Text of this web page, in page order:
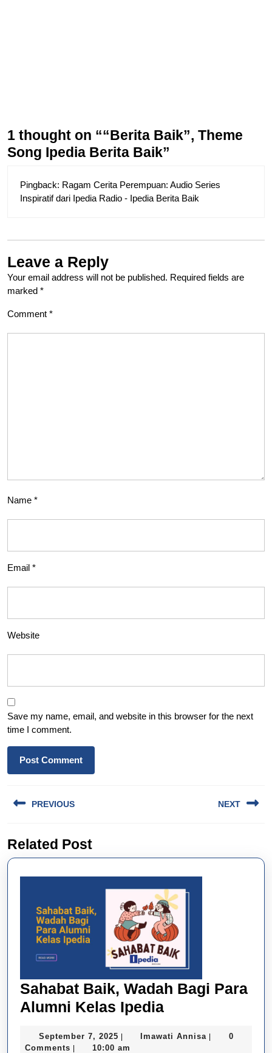
1 thought on ““Berita Baik”, Theme
Song Ipedia Berita Baik”
Pingback: Ragam Cerita Perempuan: Audio Series
Inspiratif dari Ipedia Radio - Ipedia Berita Baik
Leave a Reply
Your email address will not be published. Required fields are
marked *
Comment *
Name *
Email *
Website
Save my name, email, and website in this browser for the next
time I comment.
navigation
PREVIOUS
post:
NEXT
Related Post
Sahabat Baik, Wadah Bagi Para
Alumni Kelas Ipedia
Wadah
September 7, 2025 September
7,
| Imawati Annisa Imawati
|
0
Comments | 10:00 am